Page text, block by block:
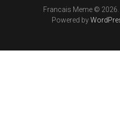
Francais Meme © 2026.
Powered by